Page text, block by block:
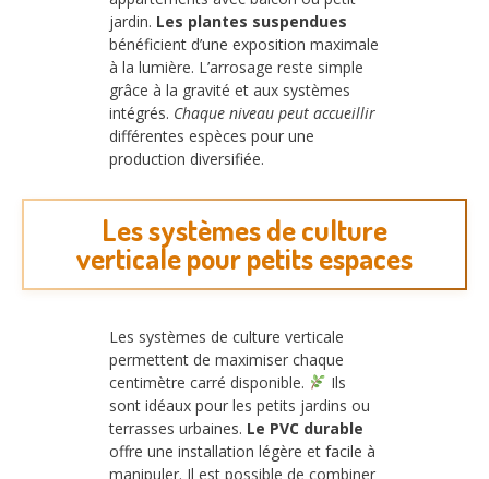
jardin. Les plantes suspendues
bénéficient d’une exposition maximale
à la lumière. L’arrosage reste simple
grâce à la gravité et aux systèmes
intégrés. Chaque niveau peut accueillir
différentes espèces pour une
production diversifiée.
Les systèmes de culture
verticale pour petits espaces
Les systèmes de culture verticale
permettent de maximiser chaque
centimètre carré disponible.
Ils
sont idéaux pour les petits jardins ou
terrasses urbaines. Le PVC durable
offre une installation légère et facile à
manipuler. Il est possible de combiner